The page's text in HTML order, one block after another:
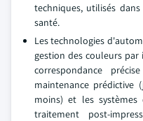
techniques, utilisés
santé.
Les technologies
gestion des couleurs
correspondance
maintenance prédictive
moins) et les
traitement post-